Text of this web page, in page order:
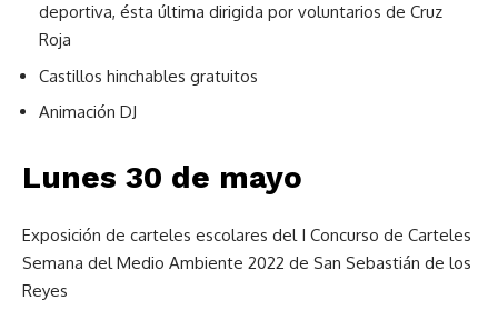
deportiva, ésta última dirigida por voluntarios de Cruz
Roja
Castillos hinchables gratuitos
Animación DJ
Lunes 30 de mayo
Exposición de carteles escolares del I Concurso de Carteles
Semana del Medio Ambiente 2022 de San Sebastián de los
Reyes